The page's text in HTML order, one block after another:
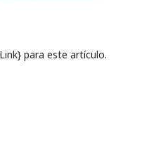
para este artículo.